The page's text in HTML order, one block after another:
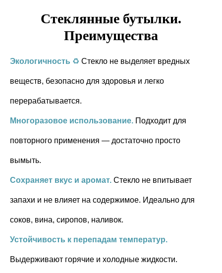
Стеклянные бутылки.
Преимущества
Экологичность ♻ Стекло не выделяет вредных
веществ, безопасно для здоровья и легко
перерабатывается.
Многоразовое использование. Подходит для
повторного применения — достаточно просто
вымыть.
Сохраняет вкус и аромат. Стекло не впитывает
запахи и не влияет на содержимое. Идеально для
соков, вина, сиропов, наливок.
Устойчивость к перепадам температур.
Выдерживают горячие и холодные жидкости.